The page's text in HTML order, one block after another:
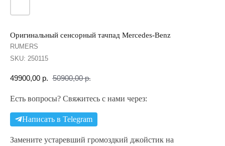
Оригинальный сенсорный тачпад Mercedes-Benz
RUMERS
SKU: 250115
49900,00 р. 50900,00 р.
Есть вопросы? Свяжитесь с нами через:
Написать в Telegram
Замените устаревший громоздкий джойстик на